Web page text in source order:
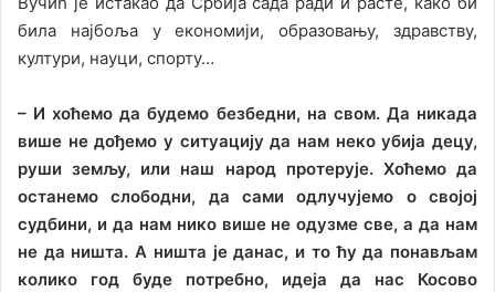
била најбоља у економији, образовању, здравству,
култури, науци, спорту…
– И хоћемо да будемо безбедни, на свом. Да никада
више не дођемо у ситуацију да нам неко убија децу,
руши земљу, или наш народ протерује. Хоћемо да
останемо слободни, да сами одлучујемо о својој
судбини, и да нам нико више не одузме све, а да нам
не да ништа. А ништа је данас, и то ћу да понављам
колико год буде потребно, идеја да нас Косово